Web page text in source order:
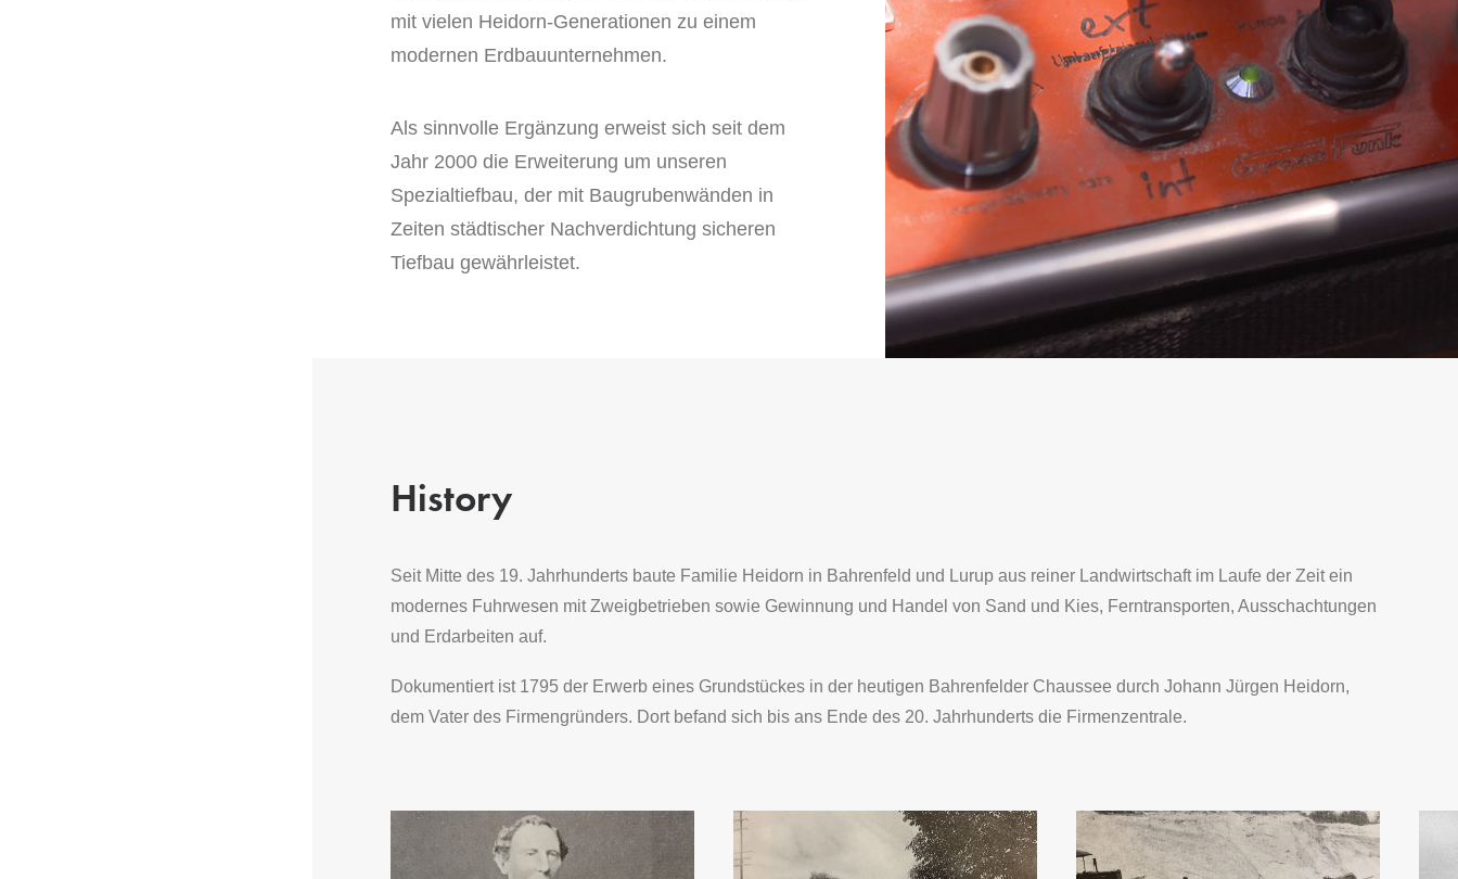
mit vielen Heidorn-Generationen zu einem
modernen Erdbauunternehmen.
Als sinnvolle Ergänzung erweist sich seit dem
Jahr 2000 die Erweiterung um unseren
Spezialtiefbau, der mit Baugrubenwänden in
Zeiten städtischer Nachverdichtung sicheren
Tiefbau gewährleistet.
History
Seit Mitte des 19. Jahrhunderts baute Familie Heidorn in Bahrenfeld und Lurup aus reiner Landwirtschaft im Laufe der Zeit ein
modernes Fuhrwesen mit Zweigbetrieben sowie Gewinnung und Handel von Sand und Kies, Ferntransporten, Ausschachtungen
und Erdarbeiten auf.
Dokumentiert ist 1795 der Erwerb eines Grundstückes in der heutigen Bahrenfelder Chaussee durch Johann Jürgen Heidorn,
dem Vater des Firmengründers. Dort befand sich bis ans Ende des 20. Jahrhunderts die Firmenzentrale.